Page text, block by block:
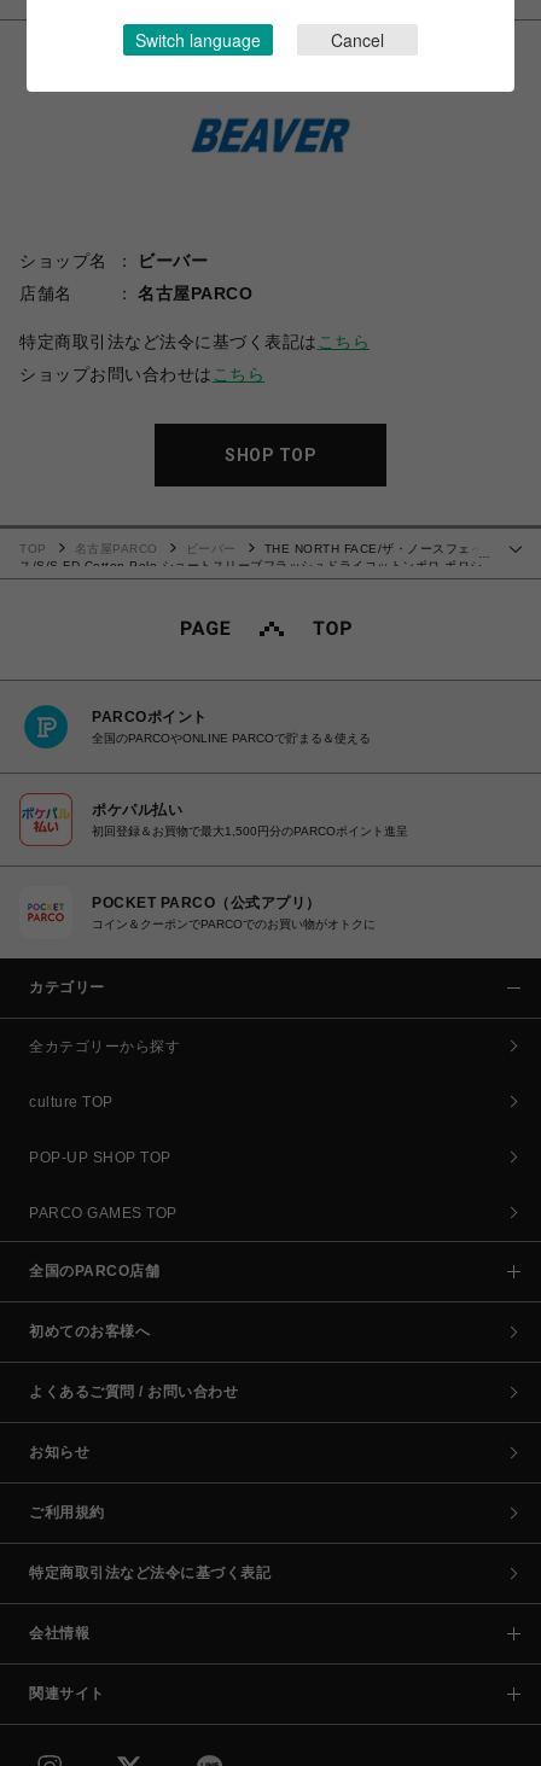
ショップ名
ビーバー
店舗名
名古屋PARCO
特定商取引法など法令に基づく表記は こちら
ショップお問い合わせは こちら
SHOP TOP
…
TOP 名古屋PARCO ビーバー
THE NORTH FACE/ザ・ノースフェイ
ス/S/S FD Cotton Polo ショートスリーブフラッシュドライコットンポロ ポロシ
ャツ
PARCOポイント
全国のPARCOやONLINE PARCOで貯まる＆使える
ポケパル払い
初回登録＆お買物で最大1,500円分のPARCOポイント進呈
POCKET PARCO（公式アプリ）
コイン＆クーポンでPARCOでのお買い物がオトクに
カテゴリー
全カテゴリーから探す
culture TOP
POP-UP SHOP TOP
PARCO GAMES TOP
全国のPARCO店舗
初めてのお客様へ
よくあるご質問 / お問い合わせ
お知らせ
ご利用規約
特定商取引法など法令に基づく表記
会社情報
関連サイト
Switch language Cancel